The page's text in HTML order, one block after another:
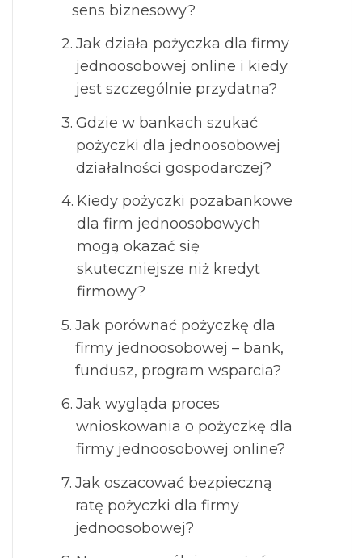
sens biznesowy?
Jak działa pożyczka dla firmy
jednoosobowej online i kiedy
jest szczególnie przydatna?
Gdzie w bankach szukać
pożyczki dla jednoosobowej
działalności gospodarczej?
Kiedy pożyczki pozabankowe
dla firm jednoosobowych
mogą okazać się
skuteczniejsze niż kredyt
firmowy?
Jak porównać pożyczkę dla
firmy jednoosobowej – bank,
fundusz, program wsparcia?
Jak wygląda proces
wnioskowania o pożyczkę dla
firmy jednoosobowej online?
Jak oszacować bezpieczną
ratę pożyczki dla firmy
jednoosobowej?